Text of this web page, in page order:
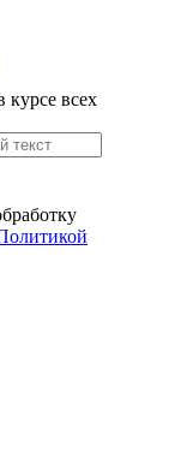
курсе всех